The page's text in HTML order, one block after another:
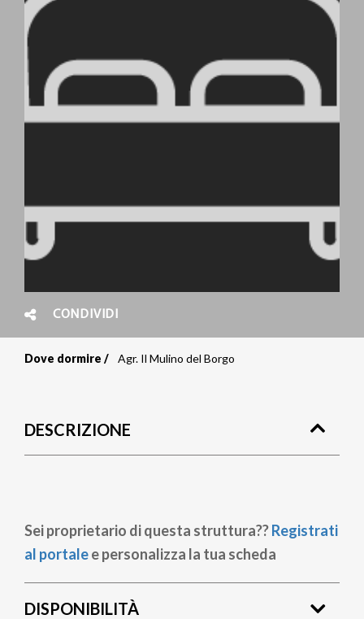
CONDIVIDI
Briciole
pane
Dove dormire Agr. Il Mulino del Borgo
DESCRIZIONE
Sei proprietario di questa struttura??Registrati
al portalee personalizza la tua scheda
DISPONIBILITÀ